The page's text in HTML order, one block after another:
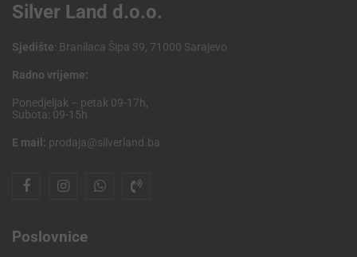
Silver Land d.o.o.
Sjedište: Branilaca Šipa 39, 71000 Sarajevo
Radno vrijeme:
Ponedjeljak – petak 09-17h,
Subota: 09-15h
E mail: prodaja@silverland.ba
Poslovnice